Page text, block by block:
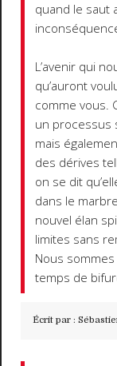
quand le saut
L’avenir qui
qu’auront
comme vous.
un processus
mais
des dérives
on se dit
dans le
nouvel élan
limites sans
Nous
temps de
Écrit par :